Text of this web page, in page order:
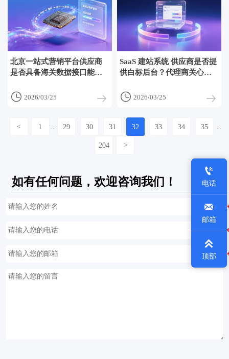
北京一站式营销平台供应商
是否具备海关数据接口能
立站物流查询页的技术实现
路径
 2026/03/25
SaaS 建站系统 供应商是否提
供白标后台？代理商关心的
级设置说明
 2026/03/25
< 1 29 30 31 32 33 34 35
204 >
如有任何问题，欢迎咨询我们！

电话

邮箱

顶部